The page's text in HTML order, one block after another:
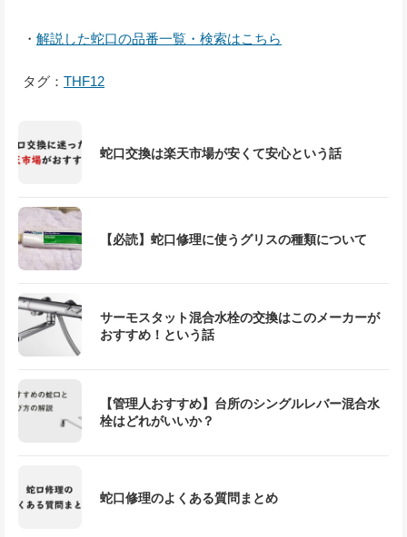
・ 解説した蛇口の品番一覧・検索はこちら
タグ： THF12
蛇口交換は楽天市場が安くて安心という話
【必読】蛇口修理に使うグリスの種類について
サーモスタット混合水栓の交換はこのメーカーが
おすすめ！という話
【管理人おすすめ】台所のシングルレバー混合水
栓はどれがいいか？
蛇口修理のよくある質問まとめ